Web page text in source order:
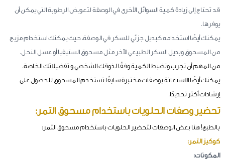
قد تحتاج إلى زيادة كمية السوائل الأخرى في الوصفة لتعويض الرطوبة التي يمكن أن
يوفرها.
يمكنك أيضًا استخدامه كبديل جزئي للسكر في الوصفة، حيث يمكنك استخدام مزيج
من المسحوق وبديل السكر الطبيعي الآخر مثل مسحوق الستيفيا أو عسل النحل.
من المهم أن تجرب وتضبط الكمية وفقًا لذوقك الشخصي و تفضيلاتك الخاصة.
يمكنك أيضًا الاستعانة بوصفات مختبرة سابقًا تستخدم المسحوق للحصول على
إرشادات أكثر تحديدًا.
تحضير وصفات الحلويات باستخدام مسحوق التمر:
بالطبع! هنا بعض الوصفات لتحضير الحلويات باستخدام مسحوق التمر:
كوكيز التمر:
المكونات: